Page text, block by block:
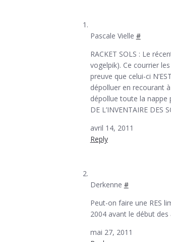
Pascale Vielle #
RACKET SOLS : Le
vogelpik). Ce courrier
preuve que celui-ci
dépolluer en recourant
dépollue toute la nappe
DE L’INVENTAIRE
avril 14, 2011
Reply
Derkenne #
Peut-on faire une RES
2004 avant le début des
mai 27, 2011